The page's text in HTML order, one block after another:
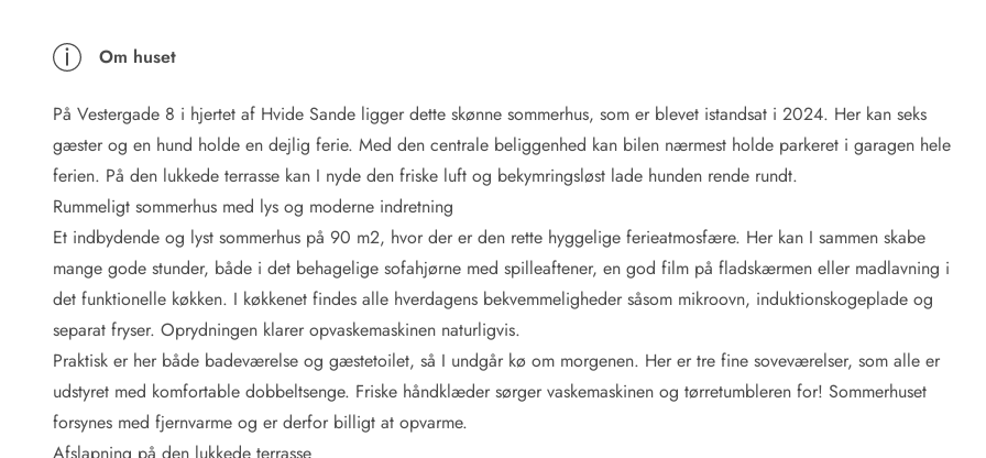
Forbrugsafregning (Strøm, vand...)
Lån og lej
Rengøring
Gavekort
Book tidligt
Lejebetingelser
Vejret i Danmark
Sæsontider
Baderegler
Naturbeskyttelse
Webcam
Fotokonkurrence
Fordele hos os
Om huset
På Vestergade 8 i hjertet af Hvide Sande ligger dette skønne sommerhus, som er blevet istandsat i 2024. Her kan seks
gæster og en hund holde en dejlig ferie. Med den centrale beliggenhed kan bilen nærmest holde parkeret i garagen hele
ferien. På den lukkede terrasse kan I nyde den friske luft og bekymringsløst lade hunden rende rundt.
Rummeligt sommerhus med lys og moderne indretning
Et indbydende og lyst sommerhus på 90 m2, hvor der er den rette hyggelige ferieatmosfære. Her kan I sammen skabe
mange gode stunder, både i det behagelige sofahjørne med spilleaftener, en god film på fladskærmen eller madlavning i
det funktionelle køkken. I køkkenet findes alle hverdagens bekvemmeligheder såsom mikroovn, induktionskogeplade og
separat fryser. Oprydningen klarer opvaskemaskinen naturligvis.
Praktisk er her både badeværelse og gæstetoilet, så I undgår kø om morgenen. Her er tre fine soveværelser, som alle er
udstyret med komfortable dobbeltsenge. Friske håndklæder sørger vaskemaskinen og tørretumbleren for! Sommerhuset
forsynes med fjernvarme og er derfor billigt at opvarme.